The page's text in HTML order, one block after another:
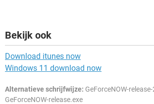
Bekijk ook
Download itunes now
Windows 11 download now
Alternatieve schrijfwijze: GeForceNOW-
GeForceNOW-release.exe